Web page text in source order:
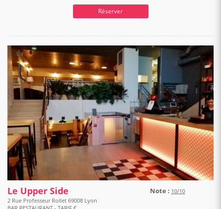
Réserver
Le Upper Side Note : 10/10
2 Rue Professeur Rollet 69008 Lyon